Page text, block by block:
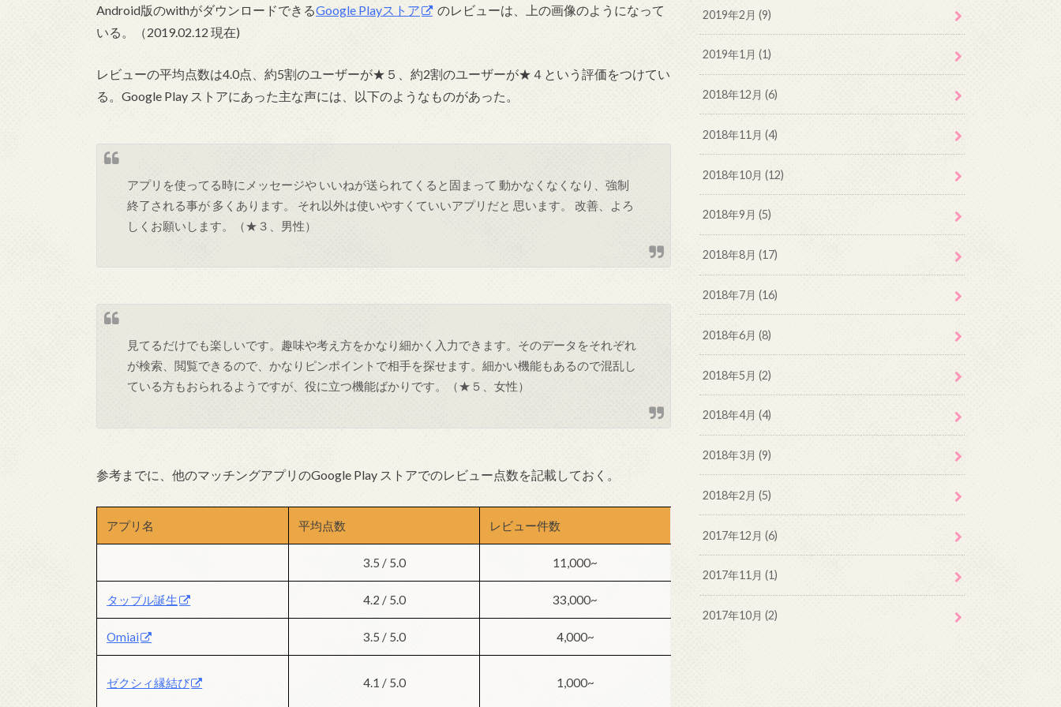
Android版のwithがダウンロードできるGoogle Playストア
のレビューは、上の画像のようになって
いる。（2019.02.12 現在)
レビューの平均点数は4.0点、約5割のユーザーが★５、約2割のユーザーが★４という評価をつけてい
る。Google Play ストアにあった主な声には、以下のようなものがあった。
アプリを使ってる時にメッセージや いいねが送られてくると固まって 動かなくなくなり、強制
終了される事が 多くあります。 それ以外は使いやすくていいアプリだと 思います。 改善、よろ
しくお願いします。（★３、男性）
見てるだけでも楽しいです。趣味や考え方をかなり細かく入力できます。そのデータをそれぞれ
が検索、閲覧できるので、かなりピンポイントで相手を探せます。細かい機能もあるので混乱し
ている方もおられるようですが、役に立つ機能ばかりです。（★５、女性）
参考までに、他のマッチングアプリのGoogle Play ストアでのレビュー点数を記載しておく。
アプリ名 平均点数 レビュー件数
3.5 / 5.0 11,000~
タップル誕生 4.2 / 5.0 33,000~
Omiai 3.5 / 5.0 4,000~
ゼクシィ縁結び 4.1 / 5.0 1,000~
2019年2月 (9)
2019年1月 (1)
2018年12月 (6)
2018年11月 (4)
2018年10月 (12)
2018年9月 (5)
2018年8月 (17)
2018年7月 (16)
2018年6月 (8)
2018年5月 (2)
2018年4月 (4)
2018年3月 (9)
2018年2月 (5)
2017年12月 (6)
2017年11月 (1)
2017年10月 (2)